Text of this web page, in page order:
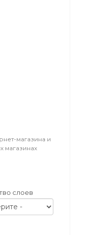
магазина и
магазинах
слоев